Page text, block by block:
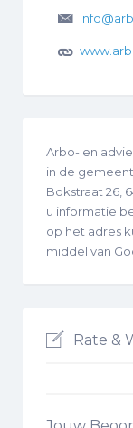
Arbo- en
in de
Bokstraat 26,
u informatie
op het adres
middel van
Rate &